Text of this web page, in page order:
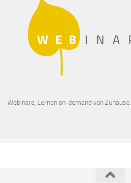
Webinare, Lernen on-demand von Zuhause.